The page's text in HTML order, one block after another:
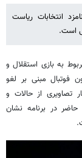
انتخابات ریاست
است.
به بازی استقلال و
مبنی بر لغو
تصاویری از حالات و
در برنامه نشان